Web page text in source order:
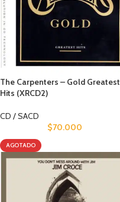
The Carpenters – Gold Greatest
Hits (XRCD2)
CD / SACD
$70.000
AGOTADO